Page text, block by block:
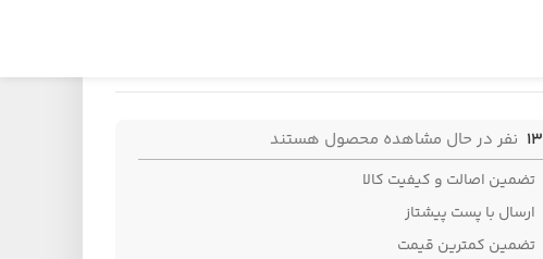
13 نفر در حال مشاهده محصول هستند
تضمین اصالت و کیفیت کالا
ارسال با پست پیشتاز
تضمین کمترین قیمت